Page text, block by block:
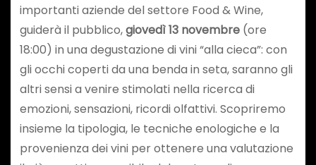
importanti aziende del settore Food & Wine,
guiderà il pubblico,giovedì 13 novembre(ore
18:00) in una degustazione di vini “alla cieca”: con
gli occhi coperti da una benda in seta, saranno gli
altri sensi a venire stimolati nella ricerca di
emozioni, sensazioni, ricordi olfattivi. Scopriremo
insieme la tipologia, le tecniche enologiche e la
provenienza dei vini per ottenere una valutazione